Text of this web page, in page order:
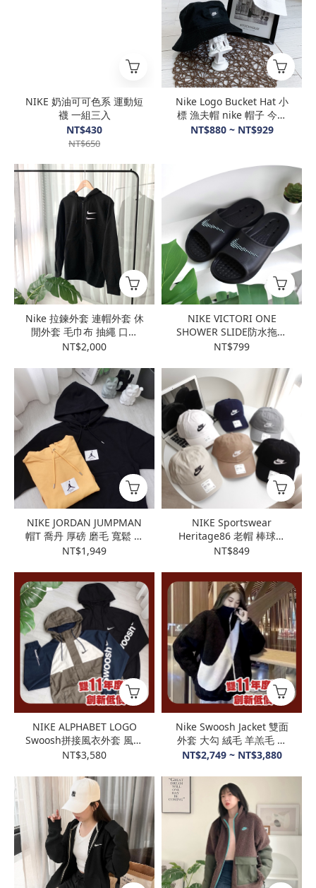
NIKE 奶油可可色系 運動短
襪 一組三入
NT$430
NT$650
Nike Logo Bucket Hat 小
標 漁夫帽 nike 帽子 今年
新款 漁夫帽
NT$880 ~ NT$929
Nike 拉鍊外套 連帽外套 休
閒外套 毛巾布 抽繩 口袋
刺繡小標 BV2649
NT$2,000
NIKE VICTORI ONE
SHOWER SLIDE防水拖鞋
拖鞋 透氣 一體成形
NT$799
NIKE JORDAN JUMPMAN
帽T 喬丹 厚磅 磨毛 寬鬆 羅
紋布 DA9817
NT$1,949
NIKE Sportswear
Heritage86 老帽 棒球帽
鴨舌帽 老帽 H86 刺繡
NT$849
NIKE ALPHABET LOGO
Swoosh拼接風衣外套 風衣
外套 外套 衝鋒外套
NT$3,580
Nike Swoosh Jacket 雙面
外套 大勾 絨毛 羊羔毛 立
領保暖外套 DC5138-010
NT$2,749 ~ NT$3,880